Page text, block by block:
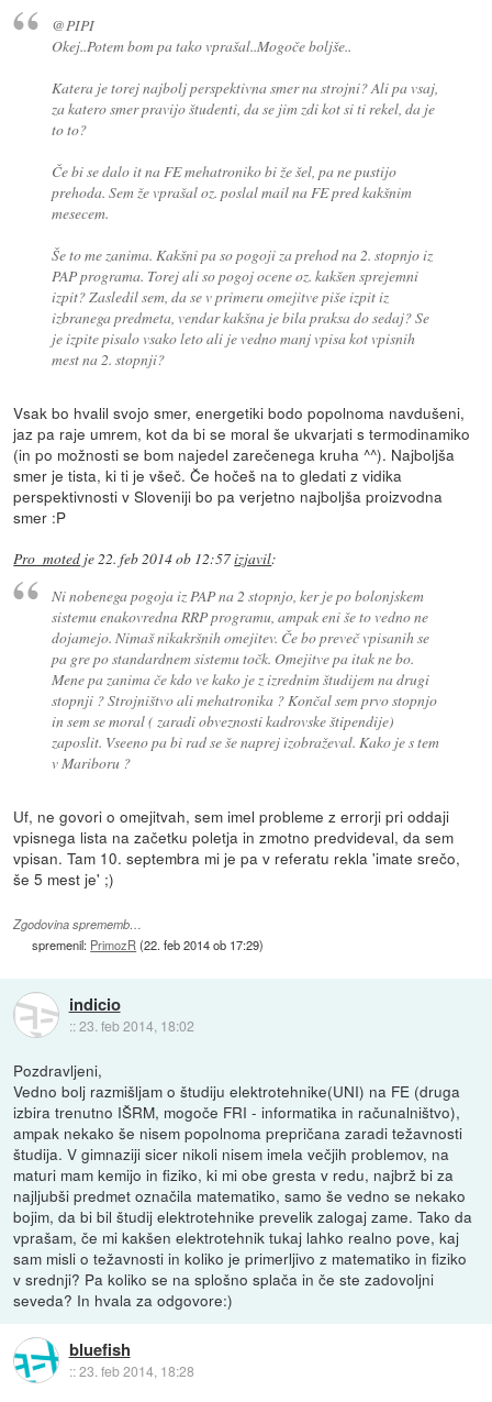
@PIPI
Okej..Potem bom pa tako vprašal..Mogoče boljše..
Katera je torej najbolj perspektivna smer na strojni? Ali pa vsaj,
za katero smer pravijo študenti, da se jim zdi kot si ti rekel, da je
to to?
Če bi se dalo it na FE mehatroniko bi že šel, pa ne pustijo
prehoda. Sem že vprašal oz. poslal mail na FE pred kakšnim
mesecem.
Še to me zanima. Kakšni pa so pogoji za prehod na 2. stopnjo iz
PAP programa. Torej ali so pogoj ocene oz. kakšen sprejemni
izpit? Zasledil sem, da se v primeru omejitve piše izpit iz
izbranega predmeta, vendar kakšna je bila praksa do sedaj? Se
je izpite pisalo vsako leto ali je vedno manj vpisa kot vpisnih
mest na 2. stopnji?
Vsak bo hvalil svojo smer, energetiki bodo popolnoma navdušeni,
jaz pa raje umrem, kot da bi se moral še ukvarjati s termodinamiko
(in po možnosti se bom najedel zarečenega kruha ^^). Najboljša
smer je tista, ki ti je všeč. Če hočeš na to gledati z vidika
perspektivnosti v Sloveniji bo pa verjetno najboljša proizvodna
smer :P
Pro_moted je22. feb 2014 ob 12:57izjavil:
Ni nobenega pogoja iz PAP na 2 stopnjo, ker je po bolonjskem
sistemu enakovredna RRP programu, ampak eni še to vedno ne
dojamejo. Nimaš nikakršnih omejitev. Če bo preveč vpisanih se
pa gre po standardnem sistemu točk. Omejitve pa itak ne bo.
Mene pa zanima če kdo ve kako je z izrednim študijem na drugi
stopnji ? Strojništvo ali mehatronika ? Končal sem prvo stopnjo
in sem se moral ( zaradi obveznosti kadrovske štipendije)
zaposlit. Vseeno pa bi rad se še naprej izobraževal. Kako je s tem
v Mariboru ?
Uf, ne govori o omejitvah, sem imel probleme z errorji pri oddaji
vpisnega lista na začetku poletja in zmotno predvideval, da sem
vpisan. Tam 10. septembra mi je pa v referatu rekla 'imate srečo,
še 5 mest je' ;)
Zgodovina sprememb…
spremenil: PrimozR (22. feb 2014 ob 17:29)
indicio
::23. feb 2014, 18:02
Pozdravljeni,
Vedno bolj razmišljam o študiju elektrotehnike(UNI) na FE (druga
izbira trenutno IŠRM, mogoče FRI - informatika in računalništvo),
ampak nekako še nisem popolnoma prepričana zaradi težavnosti
študija. V gimnaziji sicer nikoli nisem imela večjih problemov, na
maturi mam kemijo in fiziko, ki mi obe gresta v redu, najbrž bi za
najljubši predmet označila matematiko, samo še vedno se nekako
bojim, da bi bil študij elektrotehnike prevelik zalogaj zame. Tako da
vprašam, če mi kakšen elektrotehnik tukaj lahko realno pove, kaj
sam misli o težavnosti in koliko je primerljivo z matematiko in fiziko
v srednji? Pa koliko se na splošno splača in če ste zadovoljni
seveda? In hvala za odgovore:)
bluefish
::23. feb 2014, 18:28